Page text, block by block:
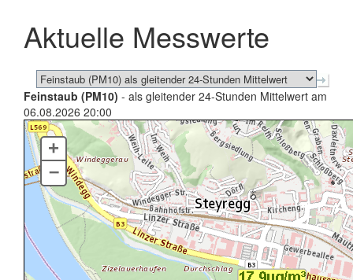
schließen
Aktuelle Messwerte
Feinstaub (PM10) - als gleitender 24-Stunden Mittelwert am
06.08.2026 20:00
+
–